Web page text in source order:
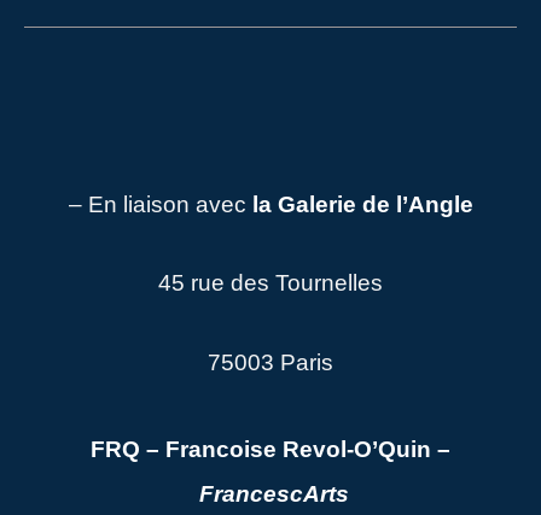
– En liaison avec la Galerie de l’Angle
45 rue des Tournelles
75003 Paris
FRQ – Francoise Revol-O’Quin –
FrancescArts